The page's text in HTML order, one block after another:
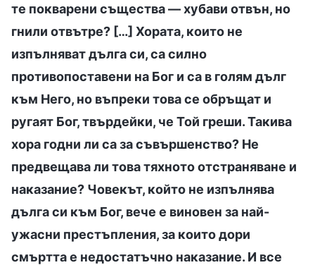
те покварени същества — хубави отвън, но
гнили отвътре? […] Хората, които не
изпълняват дълга си, са силно
противопоставени на Бог и са в голям дълг
към Него, но въпреки това се обръщат и
ругаят Бог, твърдейки, че Той греши. Такива
хора годни ли са за съвършенство? Не
предвещава ли това тяхното отстраняване и
наказание? Човекът, който не изпълнява
дълга си към Бог, вече е виновен за най-
ужасни престъпления, за които дори
смъртта е недостатъчно наказание. И все